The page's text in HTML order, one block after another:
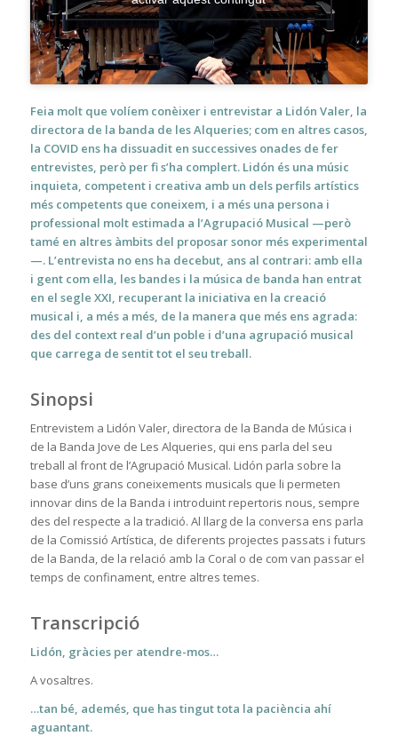
Feia molt que volíem conèixer i entrevistar a Lidón Valer, la
directora de la banda de les Alqueries; com en altres casos,
la COVID ens ha dissuadit en successives onades de fer
entrevistes, però per fi s’ha complert. Lidón és una músic
inquieta, competent i creativa amb un dels perfils artístics
més competents que coneixem, i a més una persona i
professional molt estimada a l’Agrupació Musical —però
tamé en altres àmbits del proposar sonor més experimental
—. L’entrevista no ens ha decebut, ans al contrari: amb ella
i gent com ella, les bandes i la música de banda han entrat
en el segle XXI, recuperant la iniciativa en la creació
musical i, a més a més, de la manera que més ens agrada:
des del context real d’un poble i d’una agrupació musical
que carrega de sentit tot el seu treball.
Sinopsi
Entrevistem a Lidón Valer, directora de la Banda de Música i
de la Banda Jove de Les Alqueries, qui ens parla del seu
treball al front de l’Agrupació Musical. Lidón parla sobre la
base d’uns grans coneixements musicals que li permeten
innovar dins de la Banda i introduint repertoris nous, sempre
des del respecte a la tradició. Al llarg de la conversa ens parla
de la Comissió Artística, de diferents projectes passats i futurs
de la Banda, de la relació amb la Coral o de com van passar el
temps de confinament, entre altres temes.
Transcripció
Lidón, gràcies per atendre-mos…
A vosaltres.
…tan bé, ademés, que has tingut tota la paciència ahí
aguantant.